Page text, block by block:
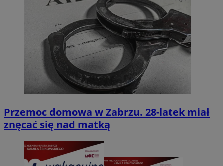
Przemoc domowa w Zabrzu. 28-latek miał
znęcać się nad matką